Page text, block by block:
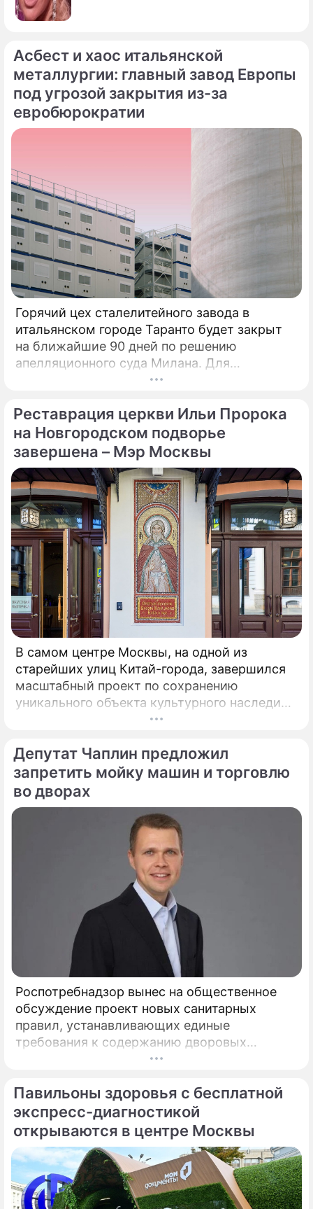
Асбест и хаос итальянской
металлургии: главный завод Европы
под угрозой закрытия из-за
евробюрократии
Горячий цех сталелитейного завода в
итальянском городе Таранто будет закрыт
на ближайшие 90 дней по решению
апелляционного суда Милана. Для
возобновления производства необходимо
конструкций и оборудования из цеха,
сообщает портал Eurometal.
Металлургический завод компании Acciaierie
d'Italia (ADI), ранее известной как Ilva
(Ильва), является крупнейшим на
территории Европы.
Реставрация церкви Ильи Пророка
на Новгородском подворье
завершена – Мэр Москвы
В самом центре Москвы, на одной из
старейших улиц Китай-города, завершился
масштабный проект по сохранению
уникального объекта культурного наследия –
Церкви Илии Пророка в Новгородском
архитектурной доминантой улицы Ильинки и
давший ей название, открывается для
прихожан и ценителей древнерусского
зодчества после шести лет беспрецедентно
сложных реставрационных работ.
Депутат Чаплин предложил
запретить мойку машин и торговлю
во дворах
Роспотребнадзор вынес на общественное
обсуждение проект новых санитарных
правил, устанавливающих единые
требования к содержанию дворовых
либо отсутствовали, либо трактовались по-
разному, пояснил депутат Госдумы,
председатель Союза дачников
Подмосковья» Никита Чаплин.
Павильоны здоровья с бесплатной
экспресс-диагностикой
открываются в центре Москвы